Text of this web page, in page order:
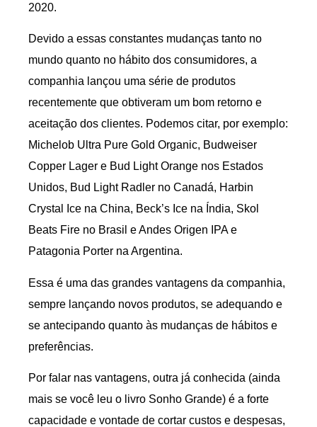
2020.
Devido a essas constantes mudanças tanto no
mundo quanto no hábito dos consumidores, a
companhia lançou uma série de produtos
recentemente que obtiveram um bom retorno e
aceitação dos clientes. Podemos citar, por exemplo:
Michelob Ultra Pure Gold Organic, Budweiser
Copper Lager e Bud Light Orange nos Estados
Unidos, Bud Light Radler no Canadá, Harbin
Crystal Ice na China, Beck’s Ice na Índia, Skol
Beats Fire no Brasil e Andes Origen IPA e
Patagonia Porter na Argentina.
Essa é uma das grandes vantagens da companhia,
sempre lançando novos produtos, se adequando e
se antecipando quanto às mudanças de hábitos e
preferências.
Por falar nas vantagens, outra já conhecida (ainda
mais se você leu o livro Sonho Grande) é a forte
capacidade e vontade de cortar custos e despesas,